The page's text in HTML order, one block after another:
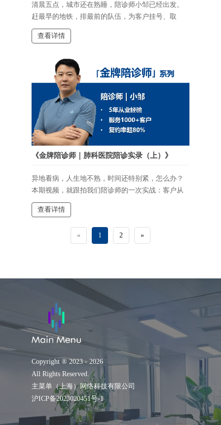
清晨五点，城市还在熟睡，陪诊师小邹已经出发。
赶最早的地铁，排最前的队伍，为客户挂号、取
号、取报告。从清晨到日暮，他的脚步穿梭在医院
各个角落。这是一份起早贪黑的工作，也是一份关
一分安心~~
查看详情
《金牌陪诊师｜肺科医院陪诊实录（上）》
异地看病，人生地不熟，时间还特别紧，怎么办？
本期视频，就跟拍我们陪诊师的一次实战：客户从
外地赶来上海肺科医院，情况急、时间赶。我们做
的，就是帮他打好这场“时间争夺战”...
查看详情
« 1 2 »
Copyright ® 2023 - 2026
All Rights Reserved.
主菜单（上海）网络科技有限公司
沪ICP备2023020451号-1